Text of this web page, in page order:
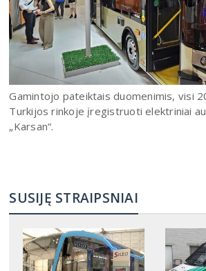
Gamintojo pateiktais duomenimis, visi
Turkijos rinkoje įregistruoti elektriniai
„Karsan“.
SUSIJĘ STRAIPSNIAI